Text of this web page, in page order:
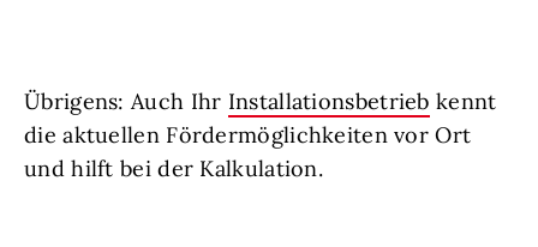
Übrigens: Auch Ihr Installationsbetrieb kennt
die aktuellen Fördermöglichkeiten vor Ort
und hilft bei der Kalkulation.